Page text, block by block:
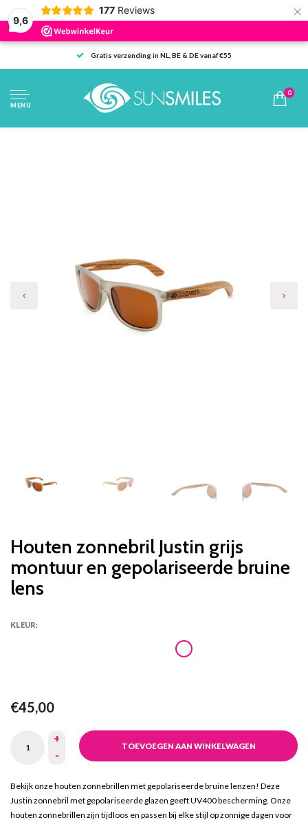
9,6
177 Reviews ×
Gratis verzending in NL, BE & DE vanaf €55
MENU
0
Houten zonnebril Justin grijs
montuur en gepolariseerde bruine
lens
KLEUR:
€45,00
+
-
TOEVOEGEN AAN WINKELWAGEN
Bekijk onze houten zonnebrillen met gepolariseerde bruine lenzen! Deze
Justin zonnebril met gepolariseerde glazen geeft UV400 bescherming. Onze
houten zonnebrillen zijn tijdloos en passen bij elke stijl op zonnige dagen voor